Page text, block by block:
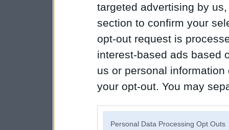
targeted advertising by
section to confirm your
opt-out request is
interest-based ads based
us or personal
your opt-out. You may
Personal Data Processing Opt Outs